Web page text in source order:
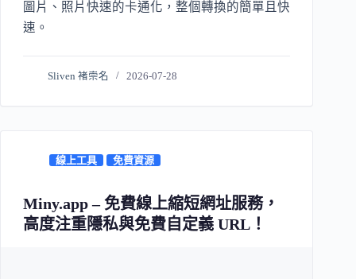
圖片、照片快速的卡通化，整個轉換的簡單且快
速。
Sliven 褚崇名 2026-07-28
線上工具 免費資源
Miny.app – 免費線上縮短網址服務，
高度注重隱私與免費自定義 URL！